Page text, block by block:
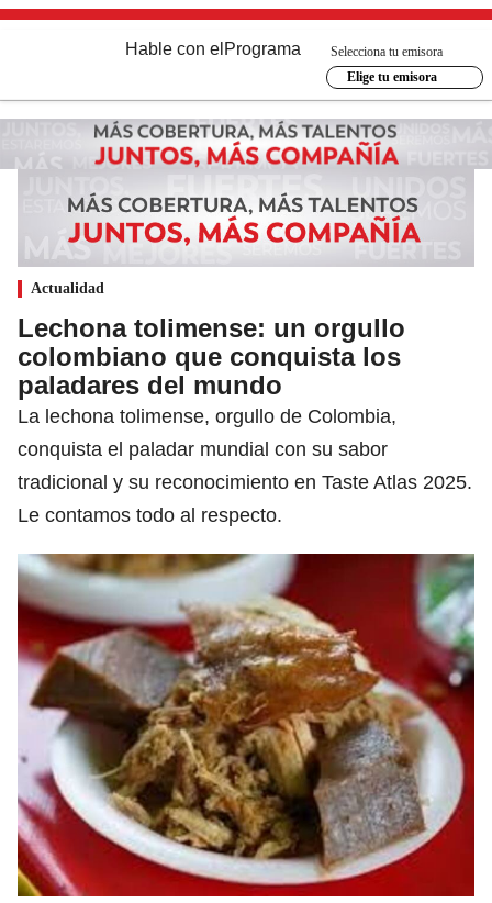
Hable con el Programa
Selecciona tu emisora
Elige tu emisora
Actualidad
Lechona tolimense: un orgullo
colombiano que conquista los
paladares del mundo
La lechona tolimense, orgullo de Colombia,
conquista el paladar mundial con su sabor
tradicional y su reconocimiento en Taste Atlas 2025.
Le contamos todo al respecto.